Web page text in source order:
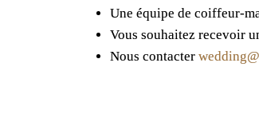
Une équipe de coiffeur-
Vous souhaitez recevoir
Nous contacter